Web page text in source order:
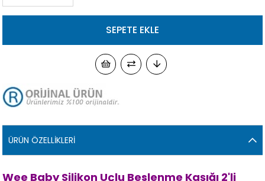
ÜRÜN ÖZELLIKLERI
Wee Baby Silikon Uçlu Beslenme Kaşığı 2'li